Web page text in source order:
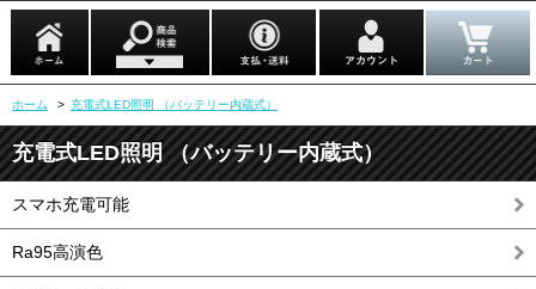
ホーム > 充電式LED照明 （バッテリー内蔵式）
充電式LED照明 （バッテリー内蔵式）
スマホ充電可能
Ra95高演色